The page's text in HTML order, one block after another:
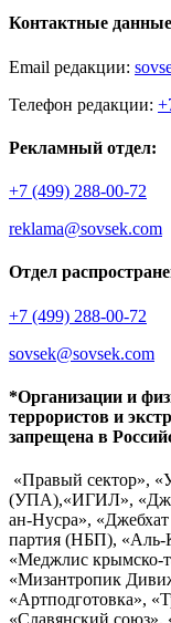
Контактные
Email редакции:
Телефон редакции:
Рекламный отдел:
+7 (499) 288-00-72
reklama@sovsek.com
Отдел
+7 (499) 288-00-72
sovsek@sovsek.com
*Организации и
террористов и
запрещена в
«Правый сектор»,
(УПА),«ИГИЛ»,
ан-Нусра»,
партия (НБП),
«Меджлис крымско-
«Мизантропик
«Артподготовка»,